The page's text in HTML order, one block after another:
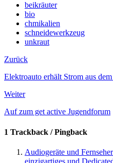
beikräuter
bio
chmikalien
schneidewerkzeug
unkraut
Zurück
Elektroauto erhält Strom aus
Weiter
Auf zum get active Jugendforum
1 Trackback / Pingback
Audiogeräte und
einzigartiges und